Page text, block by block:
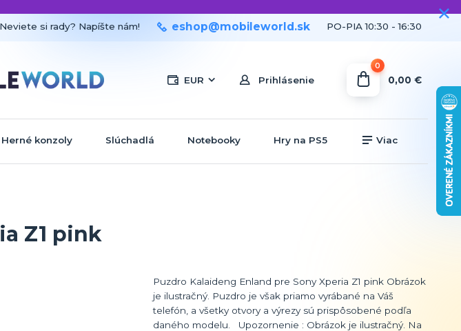
EUR Prihlásenie
Neviete si rady? Napíšte nám! eshop@mobileworld.sk PO-PIA 10:30 - 16:30
0
0,00 €
Herné konzoly Slúchadlá Notebooky Hry na PS5 Viac
Z1 pink
Puzdro Kalaideng Enland pre Sony Xperia Z1 pink Obrázok
je ilustračný. Puzdro je však priamo vyrábané na Váš
telefón, a všetky otvory a výrezy sú prispôsobené podľa
daného modelu. Upozornenie : Obrázok je ilustračný. Na